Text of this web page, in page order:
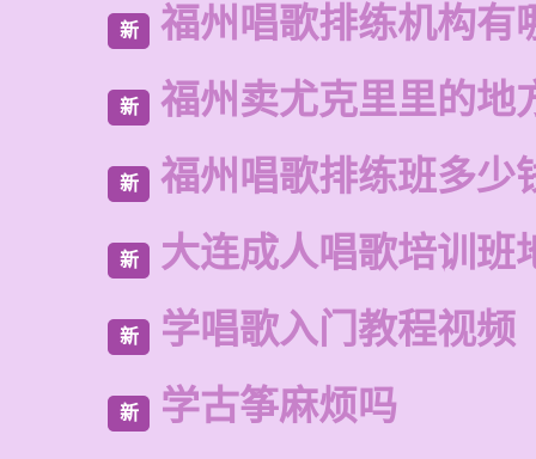
新 福州唱歌排练机构有
新 福州卖尤克里里的地
新 福州唱歌排练班多少
新 大连成人唱歌培训班
新 学唱歌入门教程视频
新 学古筝麻烦吗